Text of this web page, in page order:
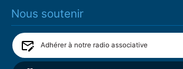
Nous soutenir
Adhérer à notre radio associative